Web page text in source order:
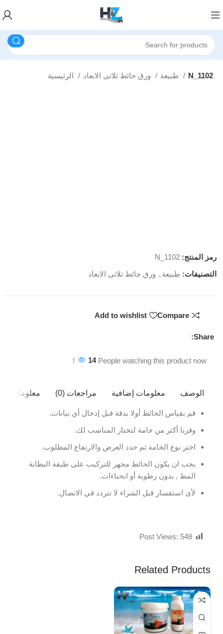
N_1102
رمز المنتج:N_1102
التصنيفات: طبيعة , ورق حائط ثلاثى الابعاد
Compare
Add to wishlist
Share:
14 People watching this product now!
الوصف معلومات إضافية مراجعات (0) معلومات
قم بقياس الحائط أولا بدقة قبل إدخال أي بيانات.
وفرنا أكثر من خامة لتختار المناسب لك.
اختر نوع الخامة ثم حدد العرض والارتفاع المطلوب.
يجب ان يكون الحائط مجهز للتركيب على طبقة البطانة
المط , بدون رطوبة أو انحناءات.
لأى استفسار قبل الشراء لا تتردد في الاتصال.
Post Views: 548
Related Products